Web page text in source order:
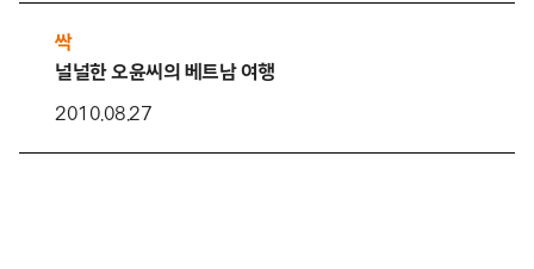
싹
널널한 오윤씨의 베트남 여행
2010.08.27